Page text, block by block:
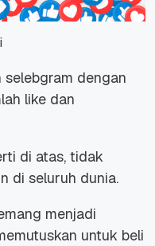
selebgram dengan
like dan
di atas, tidak
di seluruh dunia.
menjadi
untuk beli